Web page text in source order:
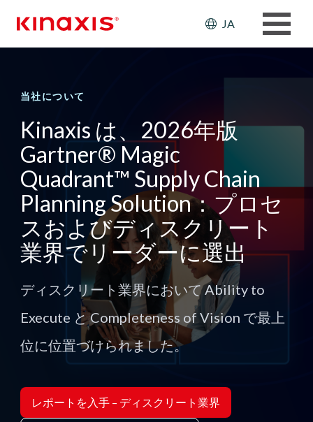
Header:
JA
当社について
Kinaxis は、2026年版
Gartner® Magic
Quadrant™ Supply Chain
Planning Solution：プロセ
スおよびディスクリート
業界でリーダーに選出
ディスクリート業界において Ability to
Execute と Completeness of Vision で最上
位に位置づけられました。
レポートを入手 – ディスクリート業界